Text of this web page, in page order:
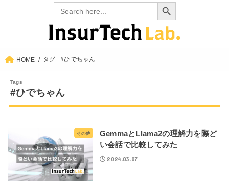
Search
for:
HOME タグ : #ひでちゃん
#ひでちゃん
その他
GemmaとLlama2の理解力を際ど
い会話で比較してみた
2024.03.07